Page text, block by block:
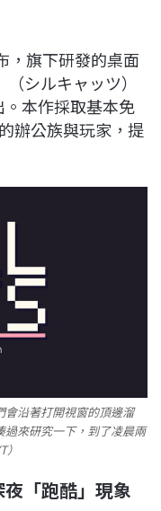
，旗下研發的桌面
（シルキャッツ）
本作採取基本免
辦公族與玩家，提
沿著打開視窗的頂邊溜
來研究一下，到了凌晨兩
「跑酷」現象